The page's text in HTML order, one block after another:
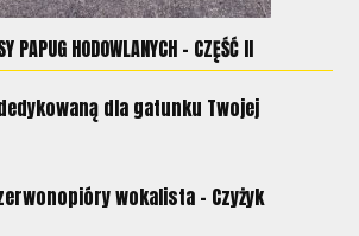
PAPUG HODOWLANYCH - CZĘŚĆ II
dla gatunku Twojej
wokalista - Czyżyk